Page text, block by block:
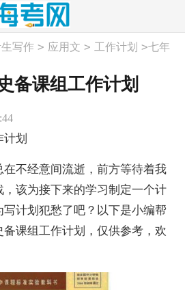
写作 > 应用文 > 工作计划 >七年
备课组工作计划
划
不经意间流逝，前方等待着我
该为接下来的学习制定一个计
计划犯愁了吧？以下是小编帮
课组工作计划，仅供参考，欢